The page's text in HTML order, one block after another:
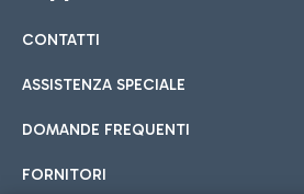
Cucina Internazionale
Hotel in aeroporto
Scegli l'alloggio più adatto e
Car sharing
Con il Car Sharing è ancora più facile
CONTATTI
ASSISTENZA SPECIALE
DOMANDE FREQUENTI
FORNITORI